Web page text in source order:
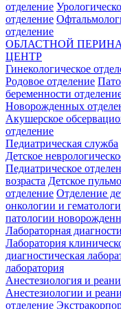
отделение
отделение
отделение
ОБЛАСТНОЙ
ЦЕНТР
Гинекологическое
Родовое отделение
беременности
Новорожденных
Акушерское
отделение
Педиатрическая служба
Детское
Педиатрическое
возраста Детское
отделение Отделение
онкологии и
патологии
Лабораторная
Лаборатория
диагностическая
лаборатория
Анестезиология и
Анестезиологии и
отделение